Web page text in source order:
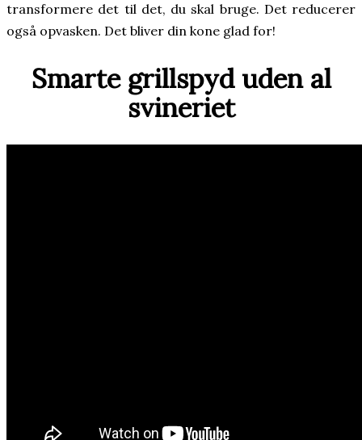
transformere det til det, du skal bruge. Det reducerer
også opvasken. Det bliver din kone glad for!
Smarte grillspyd uden al
svineriet